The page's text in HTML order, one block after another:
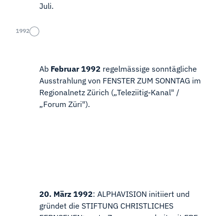
Juli.
1992
Ab Februar 1992 regelmässige sonntägliche
Ausstrahlung von FENSTER ZUM SONNTAG im
Regionalnetz Zürich („Teleziitig-Kanal" /
„Forum Züri").
20. März 1992: ALPHAVISION initiiert und
gründet die STIFTUNG CHRISTLICHES